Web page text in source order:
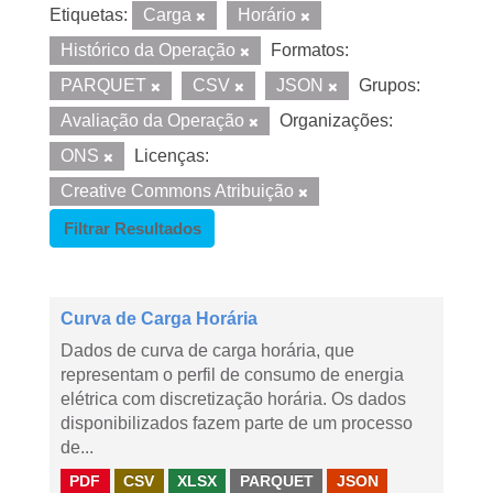
Etiquetas: Carga
Horário
Histórico da Operação
Formatos:
PARQUET
CSV JSON
Grupos:
Avaliação da Operação
Organizações:
ONS
Licenças:
Creative Commons Atribuição
Filtrar Resultados
Curva de Carga Horária
Dados de curva de carga horária, que
representam o perfil de consumo de energia
elétrica com discretização horária. Os dados
disponibilizados fazem parte de um processo
de...
PDF CSV XLSX PARQUET JSON